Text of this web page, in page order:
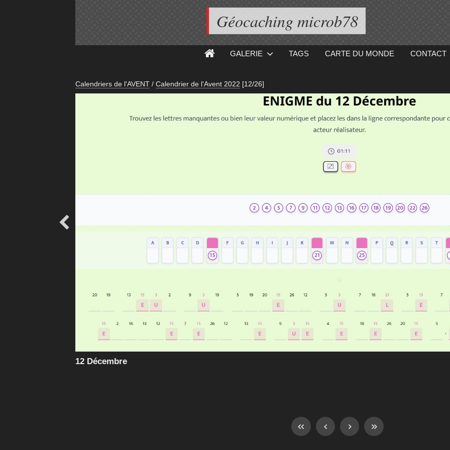
Géocaching microb78
GALERIE TAGS CARTE DU MONDE CONTACT
Calendriers de l'AVENT / Calendrier de l'Avent 2022 [12/26]

12 Décembre